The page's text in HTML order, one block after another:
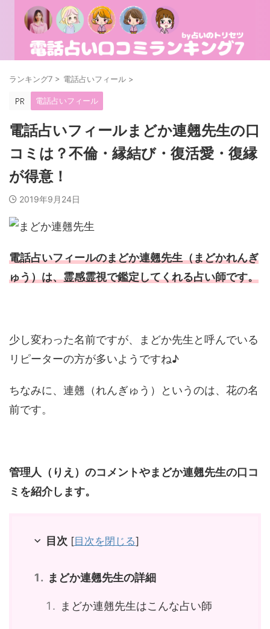
ランキング7 > 電話占いフィール >
電話占いフィール
電話占いフィールまどか連翹先生の口
コミは？不倫・縁結び・復活愛・復縁
が得意！
2019年9月24日
電話占いフィールのまどか連翹先生（まどかれんぎ
ゅう）は、霊感霊視で鑑定してくれる占い師です。
少し変わった名前ですが、まどか先生と呼んでいる
リピーターの方が多いようですね♪
ちなみに、連翹（れんぎゅう）というのは、花の名
前です。
管理人（りえ）のコメントやまどか連翹先生の口コ
ミを紹介します。
目次 [目次を閉じる]
まどか連翹先生の詳細
まどか連翹先生はこんな占い師